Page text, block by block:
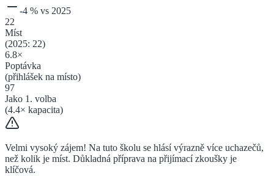
-4 % vs 2025
22
Míst
(2025: 22)
6.8×
Poptávka
(přihlášek na místo)
97
Jako 1. volba
(4.4× kapacita)
Velmi vysoký zájem! Na tuto školu se hlásí výrazně více uchazečů,
než kolik je míst. Důkladná příprava na přijímací zkoušky je
klíčová.